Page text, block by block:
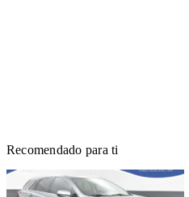
Recomendado para ti